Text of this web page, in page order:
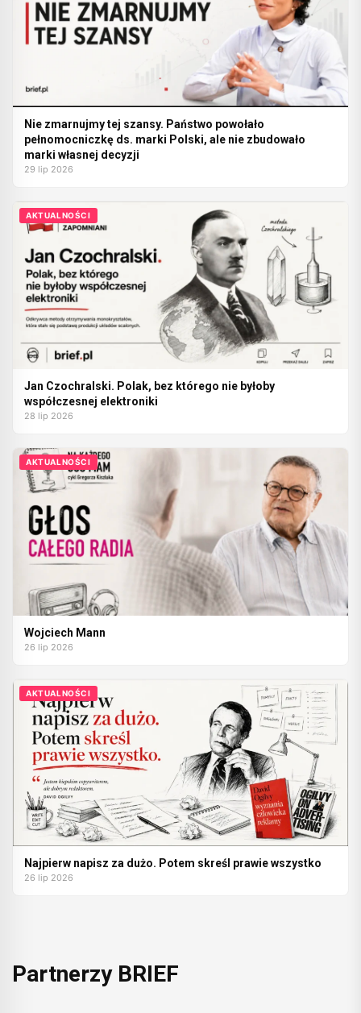
Nie zmarnujmy tej szansy. Państwo powołało
pełnomocniczkę ds. marki Polski, ale nie zbudowało
marki własnej decyzji
29 lip 2026
AKTUALNOŚCI
Jan Czochralski. Polak, bez którego nie byłoby
współczesnej elektroniki
28 lip 2026
AKTUALNOŚCI
Wojciech Mann
26 lip 2026
AKTUALNOŚCI
Najpierw napisz za dużo. Potem skreśl prawie wszystko
26 lip 2026
Partnerzy BRIEF